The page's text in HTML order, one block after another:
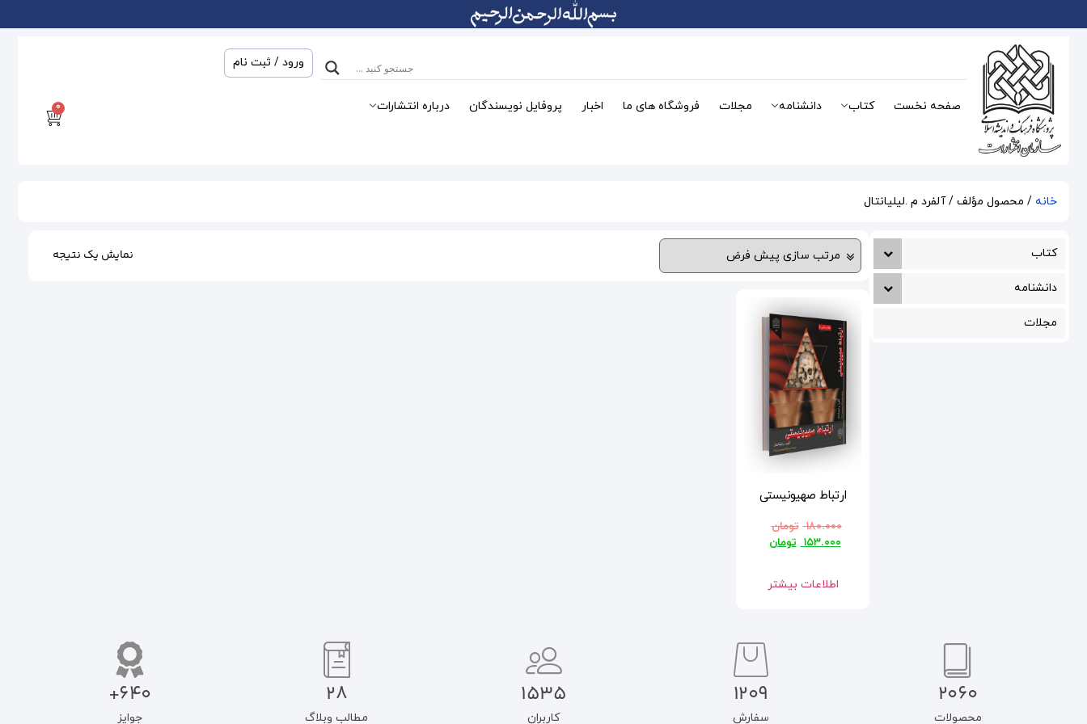
ورود / ثبت نام
صفحه نخست کتاب دانشنامه مجلات فروشگاه های ما اخبار پروفایل نویسندگان درباره انتشارات 0
خانه / محصول مؤلف / آلفرد م .لیلیانتال
کتاب
دانشنامه
مجلات
نمایش یک نتیجه
ارتباط صهیونیستی
۱۸۰.۰۰۰ تومان
۱۵۳.۰۰۰ تومان
اطلاعات بیشتر
2060
محصولات
1209
سفارش
1535
کاربران
28
مطالب وبلاگ
640+
جوایز